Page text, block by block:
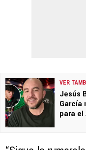
VER
Jesús
García
para el